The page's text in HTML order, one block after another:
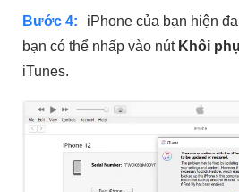
Bước 4:
iPhone của bạn hiện
bạn có thể nhấp vào nút Khôi
iTunes.